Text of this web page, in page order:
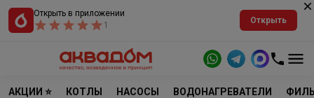
Открыть в приложении
1
Открыть
АКЦИИ ⭐ КОТЛЫ НАСОСЫ ВОДОНАГРЕВАТЕЛИ